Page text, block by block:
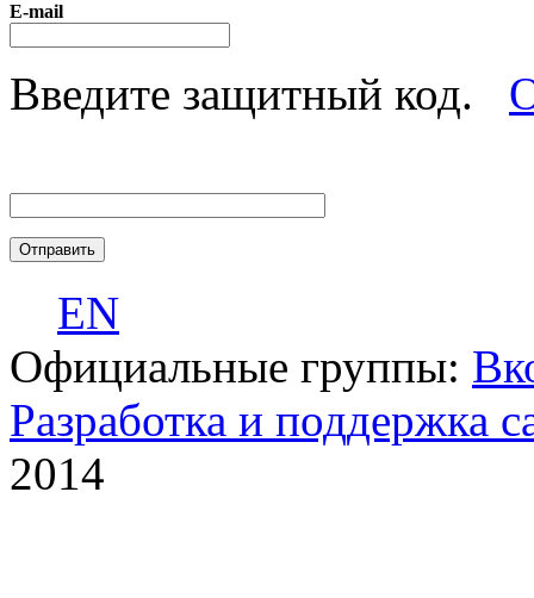
E-mail
Введите защитный код.
EN
Официальные группы:
Разработка и поддержка
2014